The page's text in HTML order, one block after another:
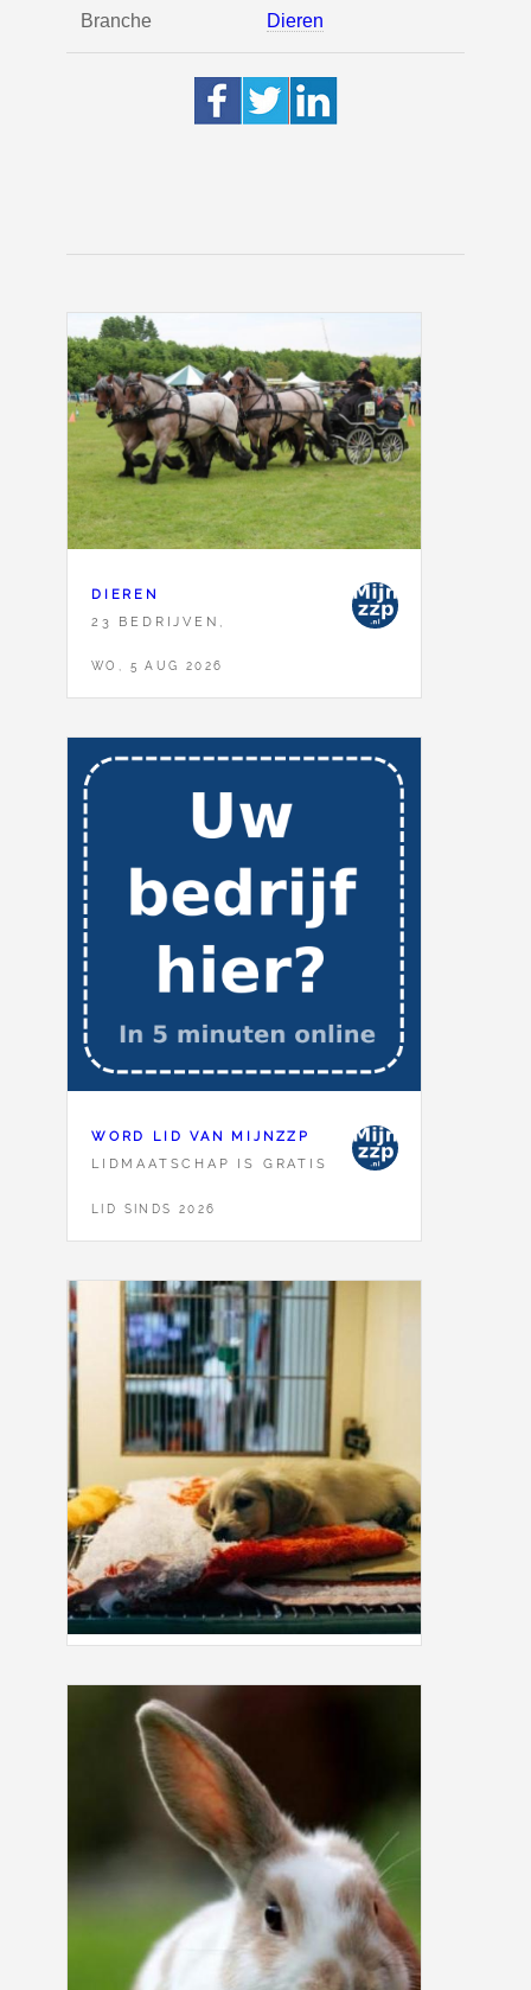
Branche Dieren
DIEREN
23 BEDRIJVEN,
WO, 5 AUG 2026
WORD LID VAN MIJNZZP
LIDMAATSCHAP IS GRATIS
LID SINDS 2026